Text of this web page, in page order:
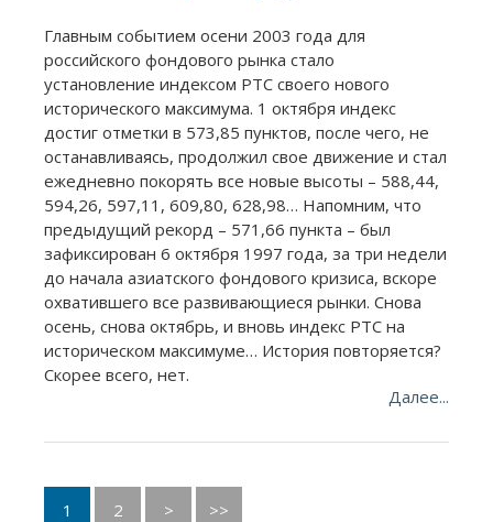
Главным событием осени 2003 года для
российского фондового рынка стало
установление индексом РТС своего нового
исторического максимума. 1 октября индекс
достиг отметки в 573,85 пунктов, после чего, не
останавливаясь, продолжил свое движение и стал
ежедневно покорять все новые высоты – 588,44,
594,26, 597,11, 609,80, 628,98… Напомним, что
предыдущий рекорд – 571,66 пункта – был
зафиксирован 6 октября 1997 года, за три недели
до начала азиатского фондового кризиса, вскоре
охватившего все развивающиеся рынки. Снова
осень, снова октябрь, и вновь индекс РТС на
историческом максимуме… История повторяется?
Скорее всего, нет.
Далее...
1 2 > >>